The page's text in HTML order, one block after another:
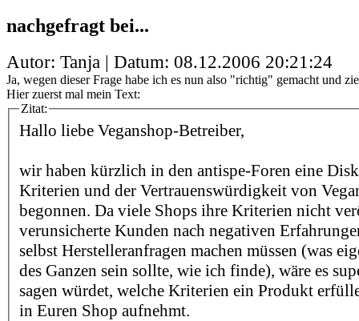
nachgefragt bei...
Autor: Tanja | Datum: 08.12.2006 20:21:24
Ja, wegen dieser Frage habe ich es nun also "richtig" gemacht und
Hier zuerst mal mein Text:
Zitat:
Hallo liebe Veganshop-Betreiber,
wir haben kürzlich in den antispe-Foren eine
Kriterien und der Vertrauenswürdigkeit von
begonnen. Da viele Shops ihre Kriterien nicht
verunsicherte Kunden nach negativen
selbst Herstelleranfragen machen müssen (was
des Ganzen sein sollte, wie ich finde), wäre es
sagen würdet, welche Kriterien ein Produkt
in Euren Shop aufnehmt.